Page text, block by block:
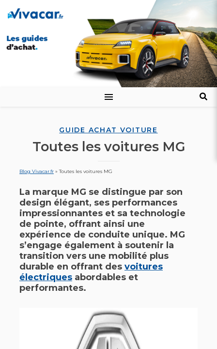
GUIDE ACHAT VOITURE
Toutes les voitures MG
Blog Vivacar.fr »Toutes les voitures MG
La marque MG se distingue par son
design élégant, ses performances
impressionnantes et sa technologie
de pointe, offrant ainsi une
expérience de conduite unique. MG
s’engage également à soutenir la
transition vers une mobilité plus
durable en offrant des voitures
électriques abordables et
performantes.